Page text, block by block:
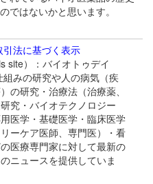
ではないかと思います。
引法に基づく表示
site）：バイオトゥデイ
組みの研究や人の病気（疾
の研究・治療法（治療薬、
究・バイオテクノロジー
医学・基礎医学・臨床医学
ーケア医師、専門医）・看
医療専門家に対して最新の
ニュースを提供していま